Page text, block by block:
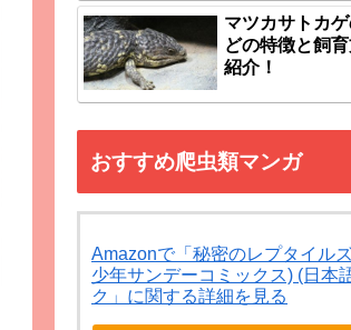
マツカサトカ
どの特徴と飼
紹介！
おすすめ爬虫類マンガ
Amazonで「秘密のレプタイル
少年サンデーコミックス) (日本
ク」に関する詳細を見る